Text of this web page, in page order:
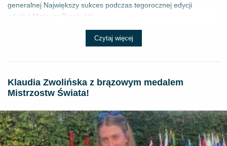
generalnej Największy sukces podczas tegorocznej edycji
odniósł Mateusz Dyrek, któ...
Czytaj więcej
Klaudia Zwolińska z brązowym medalem
Mistrzostw Świata!